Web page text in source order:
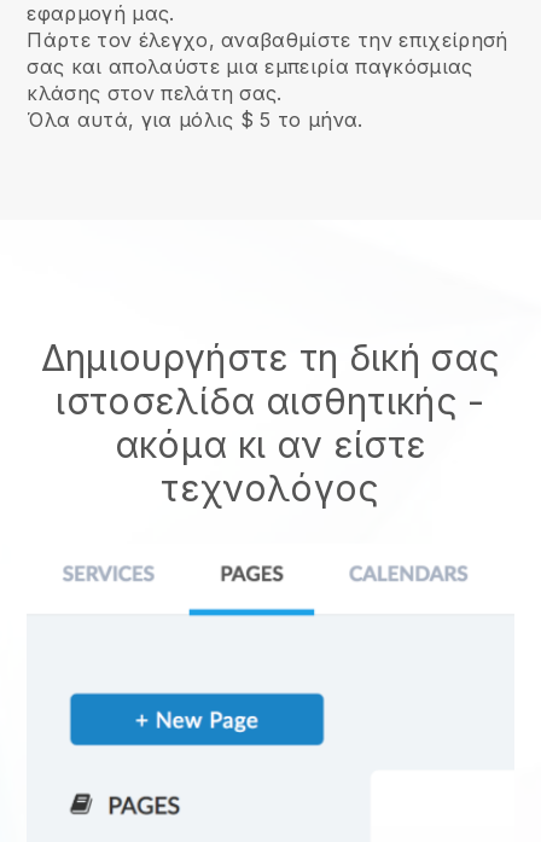
εφαρμογή μας.
Πάρτε τον έλεγχο, αναβαθμίστε την επιχείρησή
σας και απολαύστε μια εμπειρία παγκόσμιας
κλάσης στον πελάτη σας.
Όλα αυτά, για μόλις $ 5 το μήνα.
Δημιουργήστε τη δική σας
ιστοσελίδα αισθητικής -
ακόμα κι αν είστε
τεχνολόγος